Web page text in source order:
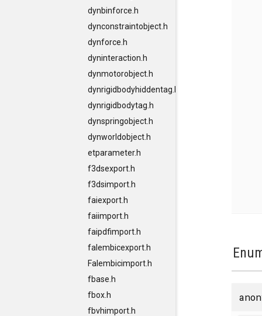
dynbinforce.h
dynconstraintobject.h
dynforce.h
dyninteraction.h
dynmotorobject.h
dynrigidbodyhiddentag.h
dynrigidbodytag.h
dynspringobject.h
dynworldobject.h
etparameter.h
f3dsexport.h
f3dsimport.h
faiexport.h
faiimport.h
faipdfimport.h
falembicexport.h
Falembicimport.h
fbase.h
fbox.h
fbvhimport.h